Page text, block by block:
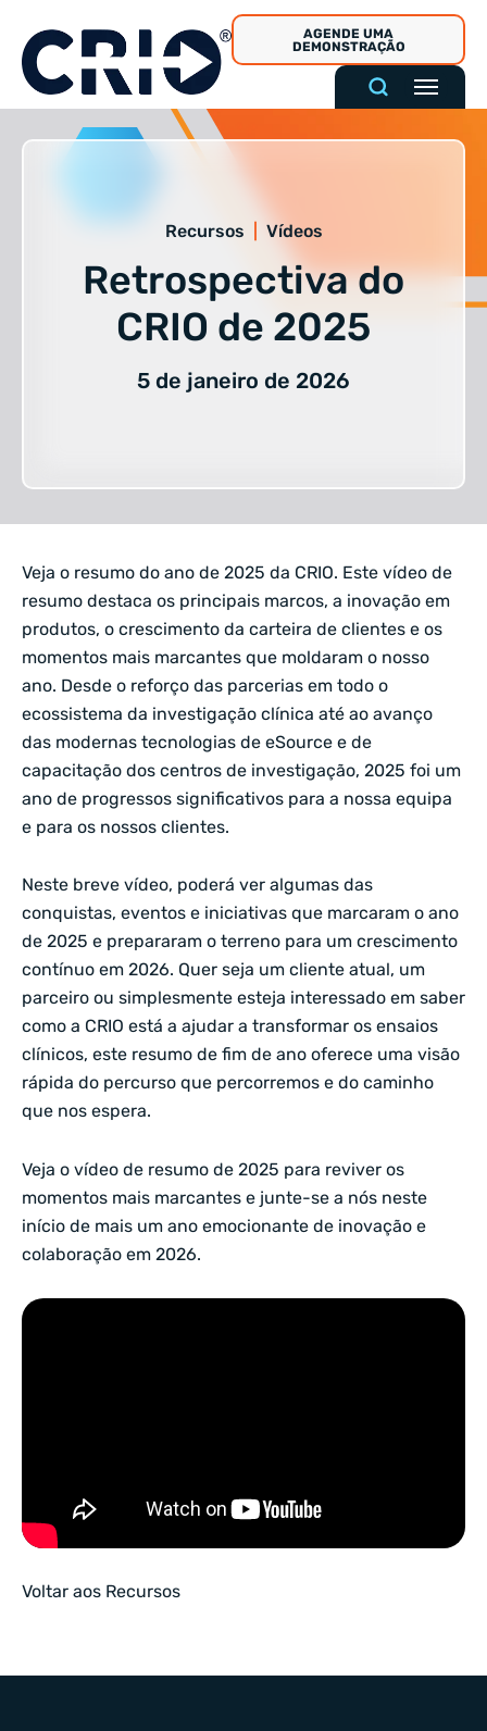
para
conteúdo
AGENDE UMA
DEMONSTRAÇÃO
Recursos Vídeos
Retrospectiva do
CRIO de 2025
5 de janeiro de 2026
Veja o resumo do ano de 2025 da CRIO. Este vídeo de
resumo destaca os principais marcos, a inovação em
produtos, o crescimento da carteira de clientes e os
momentos mais marcantes que moldaram o nosso
ano. Desde o reforço das parcerias em todo o
ecossistema da investigação clínica até ao avanço
das modernas tecnologias de eSource e de
capacitação dos centros de investigação, 2025 foi um
ano de progressos significativos para a nossa equipa
e para os nossos clientes.
Neste breve vídeo, poderá ver algumas das
conquistas, eventos e iniciativas que marcaram o ano
de 2025 e prepararam o terreno para um crescimento
contínuo em 2026. Quer seja um cliente atual, um
parceiro ou simplesmente esteja interessado em saber
como a CRIO está a ajudar a transformar os ensaios
clínicos, este resumo de fim de ano oferece uma visão
rápida do percurso que percorremos e do caminho
que nos espera.
Veja o vídeo de resumo de 2025 para reviver os
momentos mais marcantes e junte-se a nós neste
início de mais um ano emocionante de inovação e
colaboração em 2026.
Voltar aos Recursos